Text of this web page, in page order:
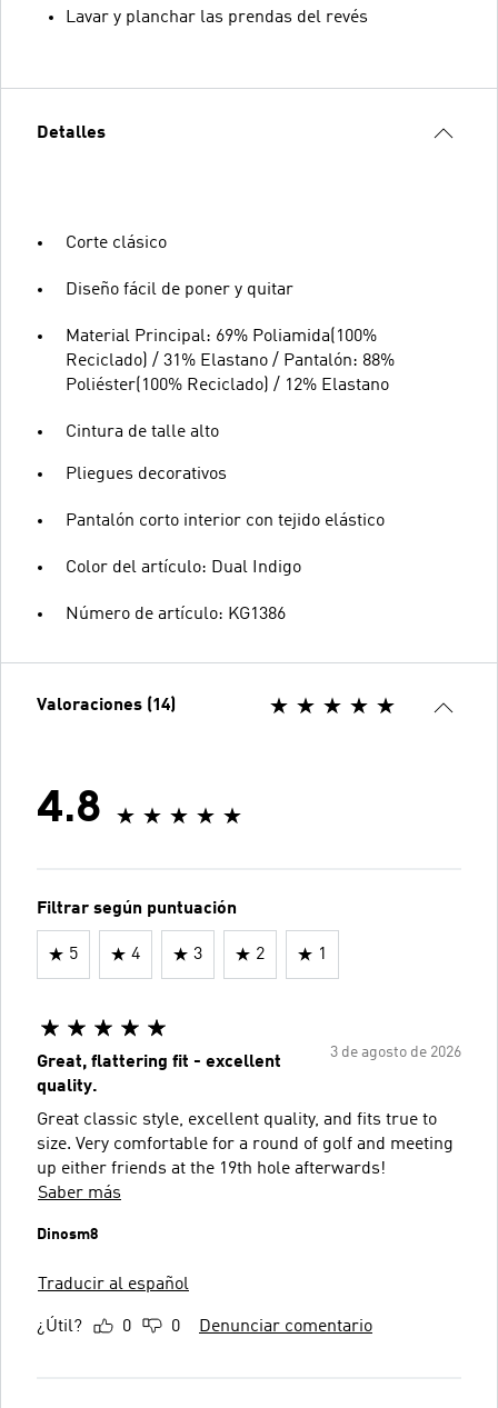
Lavar y planchar las prendas del revés
Detalles
Corte clásico
Diseño fácil de poner y quitar
Material Principal: 69% Poliamida(100%
Reciclado) / 31% Elastano / Pantalón: 88%
Poliéster(100% Reciclado) / 12% Elastano
Cintura de talle alto
Pliegues decorativos
Pantalón corto interior con tejido elástico
Color del artículo: Dual Indigo
Número de artículo: KG1386
Valoraciones (14)
4.8
Filtrar según puntuación
5 4 3 2 1
3 de agosto de 2026
Great, flattering fit - excellent
quality.
Great classic style, excellent quality, and fits true to
size. Very comfortable for a round of golf and meeting
up either friends at the 19th hole afterwards!
Saber más
Dinosm8
Traducir al español
¿Útil? 0 0 Denunciar comentario